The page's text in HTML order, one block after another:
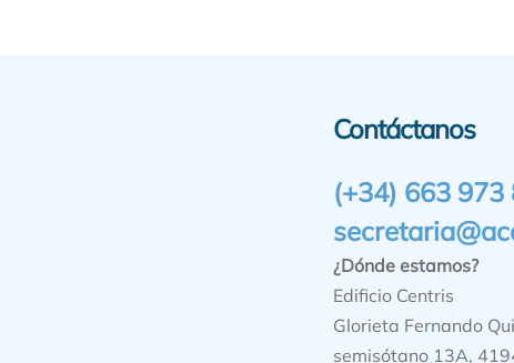
Contáctanos
(+34) 663 973
¿Dónde estamos?
Edificio Centris
Glorieta Fernando
semisótano 13A,